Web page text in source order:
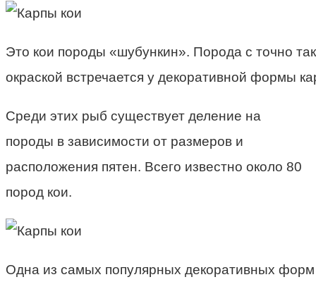
Это кои породы «шубункин». Порода с точно
окраской встречается у декоративной формы
Среди этих рыб существует деление на
породы в зависимости от размеров и
расположения пятен. Всего известно около 80
пород кои.
Одна из самых популярных декоративных форм